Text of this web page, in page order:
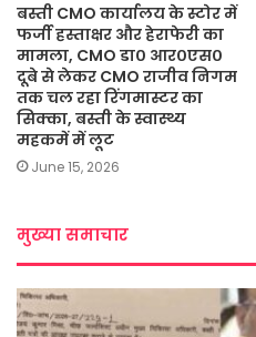
बस्ती CMO कार्यालय के स्टोर में
फर्जी हस्ताक्षर और हेराफेरी का
मामला, CMO डा० आर०एस०
दूबे से लेकर CMO राजीव निगम
तक चल रहा रिंगमास्टर का
सिक्का, बस्ती के स्वास्थ्य
महकमें में लूट
June 15, 2026
मुख्या समाचार